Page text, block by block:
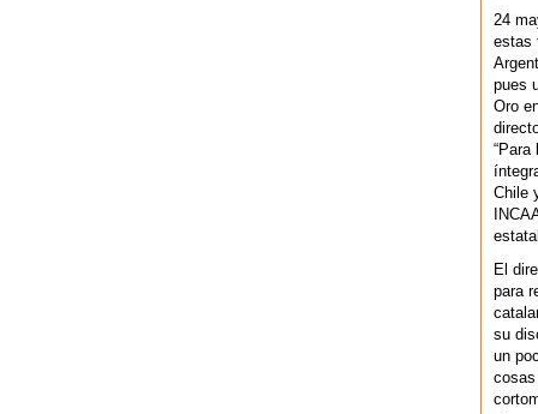
24
estas
pues
Oro
“Para
Chile
El
para
su
un
cosas